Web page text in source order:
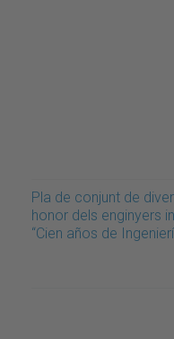
Pla de conjunt de
honor dels enginyers
“Cien años de